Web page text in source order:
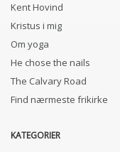
Kent Hovind
Kristus i mig
Om yoga
He chose the nails
The Calvary Road
Find nærmeste frikirke
KATEGORIER